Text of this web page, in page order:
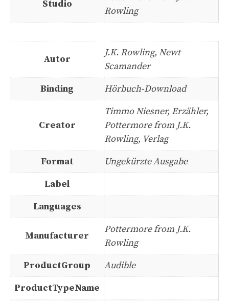
Studio
Rowling
Autor
J.K. Rowling, Newt
Scamander
Binding
Hörbuch-Download
Creator
Timmo Niesner, Erzähler,
Pottermore from J.K.
Rowling, Verlag
Format
Ungekürzte Ausgabe
Label
Languages
Manufacturer
Pottermore from J.K.
Rowling
ProductGroup
Audible
ProductTypeName